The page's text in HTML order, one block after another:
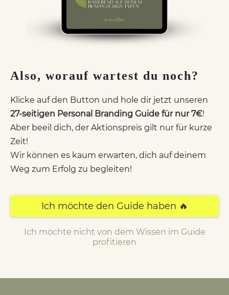
Also, worauf wartest du noch?
Klicke auf den Button und hole dir jetzt unseren
27-seitigen Personal Branding Guide für nur 7€!
Aber beeil dich, der Aktionspreis gilt nur für kurze
Zeit!
Wir können es kaum erwarten, dich auf deinem
Weg zum Erfolg zu begleiten!
Ich möchte den Guide haben 🔥
Ich möchte nicht von dem Wissen im Guide
profitieren